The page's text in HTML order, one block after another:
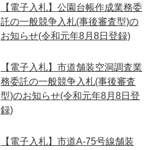
【電子入札】公園台帳作成業務委
託の一般競争入札(事後審査型)の
お知らせ(令和元年8月8日登録)
【電子入札】市道舗装空洞調査業
務委託の一般競争入札(事後審査
型)のお知らせ(令和元年8月8日登
録)
【電子入札】市道A-75号線舗装